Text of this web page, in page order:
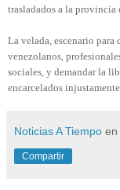
trasladados a la provincia
La velada, escenario
venezolanos,
sociales, y demandar la
encarcelados
Noticias A Tiempo en
Compartir